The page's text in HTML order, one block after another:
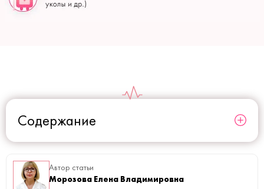
Содержание
Автор статьи
Морозова Елена Владимировна